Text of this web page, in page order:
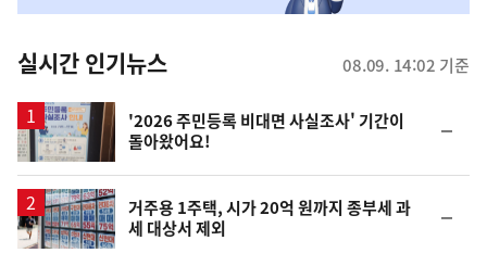
뉴
스
실시간 인기뉴스 08.09. 14:02 기준
'2026 주민등록 비대면 사실조사' 기간이
돌아왔어요!
일
거주용 1주택, 시가 20억 원까지 종부세 과
세 대상서 제외